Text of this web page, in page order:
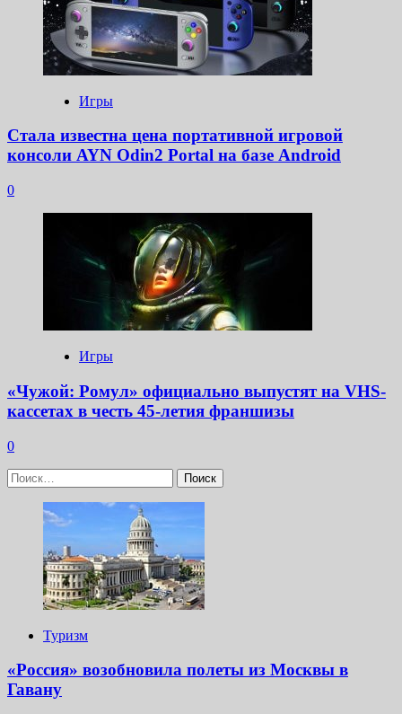
Игры
Стала известна цена портативной игровой
консоли AYN Odin2 Portal на базе Android
0
Игры
«Чужой: Ромул» официально выпустят на VHS-
кассетах в честь 45-летия франшизы
0
Найти:
Туризм
«Россия» возобновила полеты из Москвы в
Гавану